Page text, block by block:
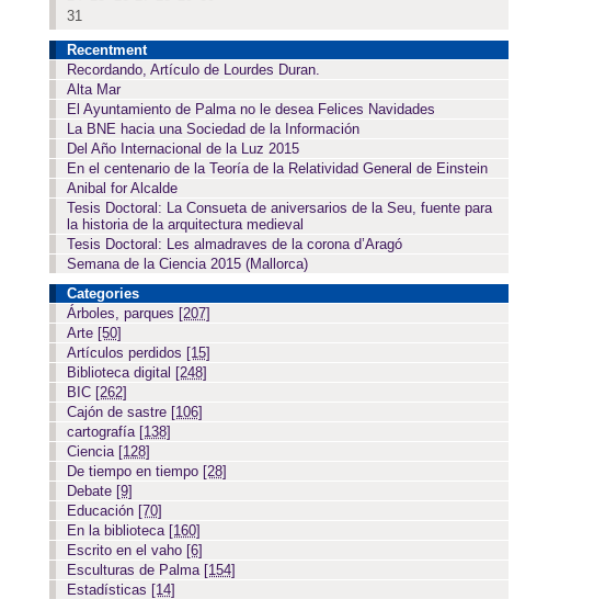
31
Recentment
Recordando, Artículo de Lourdes Duran.
Alta Mar
El Ayuntamiento de Palma no le desea Felices Navidades
La BNE hacia una Sociedad de la Información
Del Año Internacional de la Luz 2015
En el centenario de la Teoría de la Relatividad General de Einstein
Anibal for Alcalde
Tesis Doctoral: La Consueta de aniversarios de la Seu, fuente para
la historia de la arquitectura medieval
Tesis Doctoral: Les almadraves de la corona d’Aragó
Semana de la Ciencia 2015 (Mallorca)
Categories
Árboles, parques [207]
Arte [50]
Artículos perdidos [15]
Biblioteca digital [248]
BIC [262]
Cajón de sastre [106]
cartografía [138]
Ciencia [128]
De tiempo en tiempo [28]
Debate [9]
Educación [70]
En la biblioteca [160]
Escrito en el vaho [6]
Esculturas de Palma [154]
Estadísticas [14]